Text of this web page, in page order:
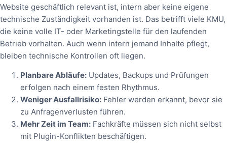
Website geschäftlich relevant ist, intern aber keine eigene
technische Zuständigkeit vorhanden ist. Das betrifft viele KMU,
die keine volle IT- oder Marketingstelle für den laufenden
Betrieb vorhalten. Auch wenn intern jemand Inhalte pflegt,
bleiben technische Kontrollen oft liegen.
Planbare Abläufe: Updates, Backups und Prüfungen
erfolgen nach einem festen Rhythmus.
Weniger Ausfallrisiko: Fehler werden erkannt, bevor sie
zu Anfragenverlusten führen.
Mehr Zeit im Team: Fachkräfte müssen sich nicht selbst
mit Plugin-Konflikten beschäftigen.